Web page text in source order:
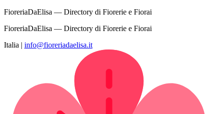
FioreriaDaElisa — Directory di Fiorerie e Fiorai
FioreriaDaElisa — Directory di Fiorerie e Fiorai
Italia | info@fioreriadaelisa.it